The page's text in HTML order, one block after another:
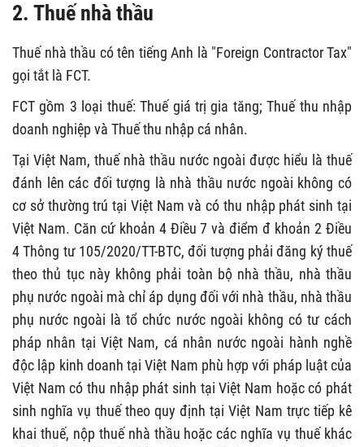
2. Thuế nhà thầu
Thuế nhà thầu có tên tiếng Anh là "Foreign Contractor Tax"
gọi tắt là FCT.
FCT gồm 3 loại thuế: Thuế giá trị gia tăng; Thuế thu nhập
doanh nghiệp và Thuế thu nhập cá nhân.
Tại Việt Nam, thuế nhà thầu nước ngoài được hiểu là thuế
đánh lên các đối tượng là nhà thầu nước ngoài không có
cơ sở thường trú tại Việt Nam và có thu nhập phát sinh tại
Việt Nam. Căn cứ khoản 4 Điều 7 và điểm đ khoản 2 Điều
4 Thông tư 105/2020/TT-BTC, đối tượng phải đăng ký thuế
theo thủ tục này không phải toàn bộ nhà thầu, nhà thầu
phụ nước ngoài mà chỉ áp dụng đối với nhà thầu, nhà thầu
phụ nước ngoài là tổ chức nước ngoài không có tư cách
pháp nhân tại Việt Nam, cá nhân nước ngoài hành nghề
độc lập kinh doanh tại Việt Nam phù hợp với pháp luật của
Việt Nam có thu nhập phát sinh tại Việt Nam hoặc có phát
sinh nghĩa vụ thuế theo quy định tại Việt Nam trực tiếp kê
khai thuế, nộp thuế nhà thầu hoặc các nghĩa vụ thuế khác